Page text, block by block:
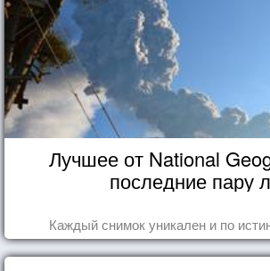
Лучшее от National
последние пару
Каждый снимок уникален и по